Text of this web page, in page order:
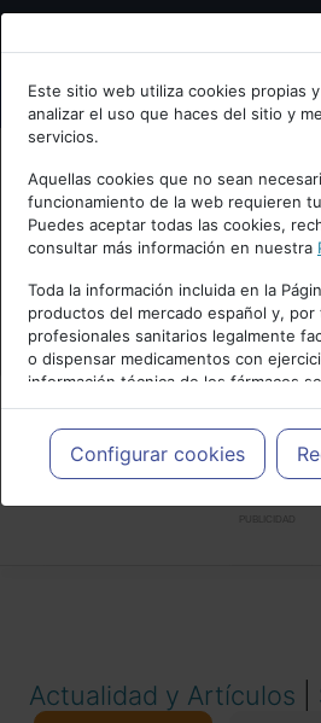
Bienvenid@ a
Escribe tu Email
Accede o regístrate con tu email.
Este sitio web utiliza cookies propias
analizar el uso que haces del sitio y
servicios.
Aquellas cookies que no sean
funcionamiento de la web requieren
Puedes aceptar todas las cookies,
consultar más información en nuestra
Toda la información incluida en la
productos del mercado español y, por
profesionales sanitarios legalmente
o dispensar medicamentos con
información técnica de los fármacos
meramente informativo, siendo
profesionales facultados prescribir
cada caso concreto, el tratamiento
necesidades del paciente.
Configurar cookies
Actualidad y Artículos